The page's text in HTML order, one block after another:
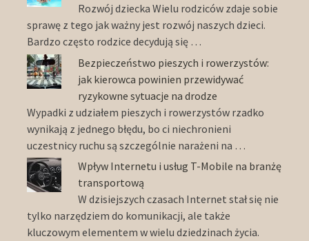
Rozwój dziecka Wielu rodziców zdaje sobie
sprawę z tego jak ważny jest rozwój naszych dzieci.
Bardzo często rodzice decydują się …
Bezpieczeństwo pieszych i rowerzystów:
jak kierowca powinien przewidywać
ryzykowne sytuacje na drodze
Wypadki z udziałem pieszych i rowerzystów rzadko
wynikają z jednego błędu, bo ci niechronieni
uczestnicy ruchu są szczególnie narażeni na …
Wpływ Internetu i usług T-Mobile na branżę
transportową
W dzisiejszych czasach Internet stał się nie
tylko narzędziem do komunikacji, ale także
kluczowym elementem w wielu dziedzinach życia.